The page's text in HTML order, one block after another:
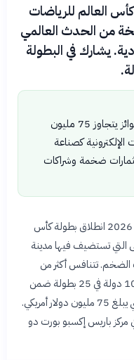
العالم للرياضات
أول نسخة من الحدث العالمي
يشارك في البطولة
هذا التوسع الدولي للبطولة، بمجموع جوائز يتجاوز 75 مليون
الإلكترونية كصناعة
ضخمة وشراكات
شهدت العاصمة الفرنسية باريس في 8 يوليو 2026 انطلاق بطولة كأس
التي تستضيف فيها مدينة
الضخم. تتنافس أكثر من
2000 لاعب ولاعبة يمثلون 200 نادٍ من 100 دولة في 25 بطولة ضمن
24 لعبة إلكترونية، على مجموع جوائز قياسي يبلغ 75 مليون دولار أمريكي.
البطولة حتى 23 أغسطس 2026 في مركز باريس إكسبو بورت دو